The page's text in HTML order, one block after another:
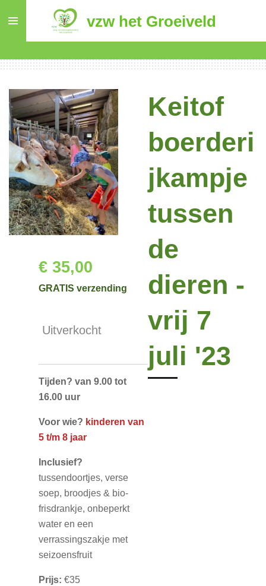
de
vzw het Groeiveld
Keitof
boerderi
jkampje
tussen
de
dieren -
vrij 7
juli '23
€ 35,00
GRATIS verzending
Uitverkocht
Tijden? van 9.00 tot
16.00 uur
Voor wie? kinderen van
5 t/m 8 jaar
Inclusief?
tussendoortjes, verse
soep, broodjes & bio-
frisdrankje, onbeperkt
water en een
verrassingszakje met
seizoensfruit
Prijs: €35